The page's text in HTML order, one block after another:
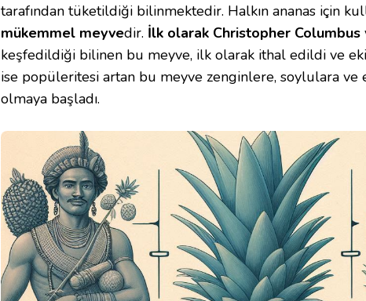
tarafından tüketildiği bilinmektedir. Halkın ananas için
mükemmel meyvedir. İlk olarak Christopher Columbus
keşfedildiği bilinen bu meyve, ilk olarak ithal edildi ve
ise popüleritesi artan bu meyve zenginlere, soylulara ve
olmaya başladı.